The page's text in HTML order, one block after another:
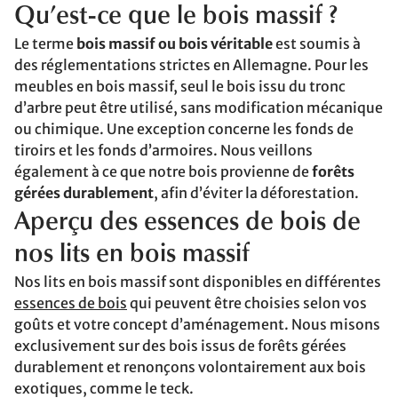
Qu’est-ce que le bois massif ?
Le terme bois massif ou bois véritableest soumis à
des réglementations strictes en Allemagne. Pour les
meubles en bois massif, seul le bois issu du tronc
d’arbre peut être utilisé, sans modification mécanique
ou chimique. Une exception concerne les fonds de
tiroirs et les fonds d’armoires. Nous veillons
également à ce que notre bois provienne deforêts
gérées durablement, afin d’éviter la déforestation.
Aperçu des essences de bois de
nos lits en bois massif
Nos lits en bois massif sont disponibles en différentes
essences de bois qui peuvent être choisies selon vos
goûts et votre concept d’aménagement. Nous misons
exclusivement sur des bois issus de forêts gérées
durablement et renonçons volontairement aux bois
exotiques, comme le teck.